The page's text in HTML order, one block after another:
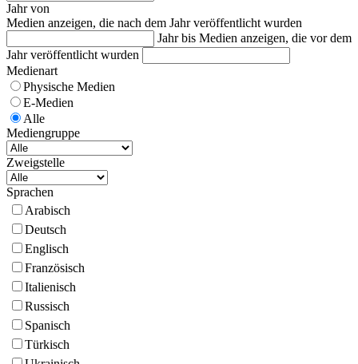
Jahr von
Medien anzeigen, die nach dem Jahr veröffentlicht wurden
Jahr bis Medien anzeigen, die vor dem
Jahr veröffentlicht wurden
Medienart
Physische Medien
E-Medien
Alle
Mediengruppe
Zweigstelle
Sprachen
Arabisch
Deutsch
Englisch
Französisch
Italienisch
Russisch
Spanisch
Türkisch